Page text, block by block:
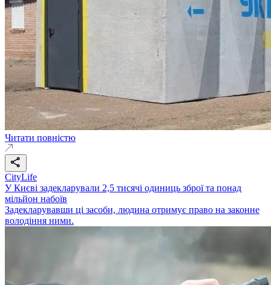
Читати повністю
CityLife
У Києві задекларували 2,5 тисячі одиниць зброї та понад
мільйон набоїв
Задекларувавши ці засоби, людина отримує право на законне
володіння ними.